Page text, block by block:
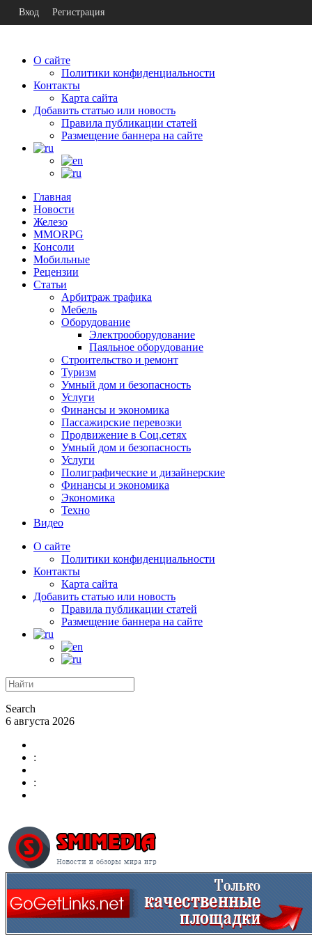
О сайте
Политики конфиденциальности
Контакты
Карта сайта
Добавить статью или новость
Правила публикации статей
Размещение баннера на сайте
Главная
Новости
Железо
MMORPG
Консоли
Мобильные
Рецензии
Статьи
Арбитраж трафика
Мебель
Оборудование
Электрооборудование
Паяльное оборудование
Строительство и ремонт
Туризм
Умный дом и безопасность
Услуги
Финансы и экономика
Пассажирские перевозки
Продвижение в Соц.сетях
Умный дом и безопасность
Услуги
Полиграфические и дизайнерские
Финансы и экономика
Экономика
Техно
Видео
О сайте
Политики конфиденциальности
Контакты
Карта сайта
Добавить статью или новость
Правила публикации статей
Размещение баннера на сайте
Search
6 августа 2026
:
:
Вход Регистрация